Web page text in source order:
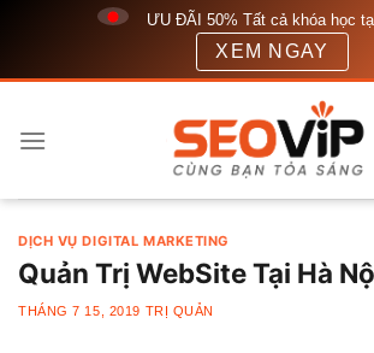
nội
ƯU ĐÃI 50% Tất cả khóa học
XEM NGAY
DỊCH VỤ DIGITAL MARKETING
Quản Trị WebSite Tại Hà
THÁNG 7 15, 2019 TRỊ QUẢN